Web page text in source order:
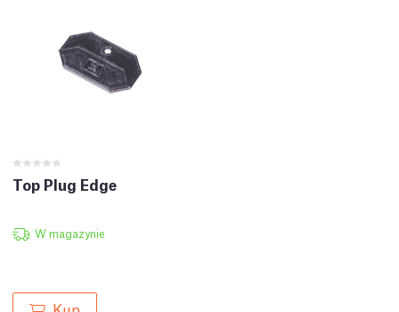
Top Plug Edge
W magazynie
Kup